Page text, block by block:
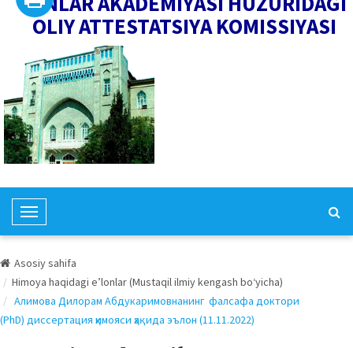
OLIY ATTESTATSIYA KOMISSIYASI
T
o
g
e
N
Asosiy sahifa
Himoya haqidagi e’lonlar (Mustaqil ilmiy kengash bo‘yicha)
Алимова Дилорам Абдукаримовнанинг фалсафа доктори
(PhD) диссертация ҳимояси ҳақида эълон (11.11.2022)